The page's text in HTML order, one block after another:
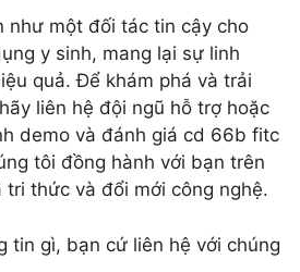
như một đối tác tin cậy cho
y sinh, mang lại sự linh
quả. Để khám phá và trải
liên hệ đội ngũ hỗ trợ hoặc
demo và đánh giá cd 66b fitc
tôi đồng hành với bạn trên
tri thức và đổi mới công nghệ.
tin gì, bạn cứ liên hệ với chúng